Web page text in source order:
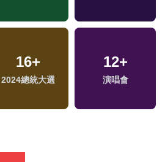
16+
2024總統大選
12+
演唱會